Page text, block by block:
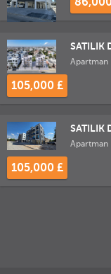
SATILIK
Apartman
105,000 £
SATILIK
Apartman
105,000 £